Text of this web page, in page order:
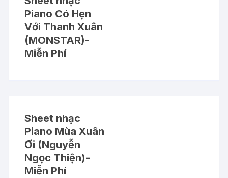
Piano Có Hẹn
Với Thanh Xuân
(MONSTAR)-
Miễn Phí
Sheet nhạc
Piano Mùa Xuân
Ơi (Nguyễn
Ngọc Thiện)-
Miễn Phí